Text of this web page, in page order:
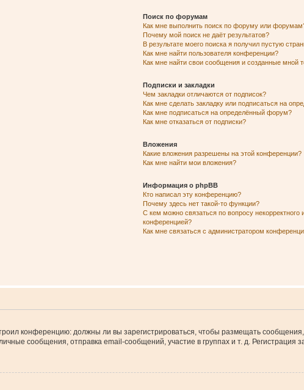
Поиск по форумам
Как мне выполнить поиск по форуму или
Почему мой поиск не даёт результатов?
В результате моего поиска я получил пустую
Как мне найти пользователя конференции?
Как мне найти свои сообщения и созданные мной
Подписки и закладки
Чем закладки отличаются от подписок?
Как мне сделать закладку или подписаться на
Как мне подписаться на определённый форум?
Как мне отказаться от подписки?
Вложения
Какие вложения разрешены на этой конференции?
Как мне найти мои вложения?
Информация о phpBB
Кто написал эту конференцию?
Почему здесь нет такой-то функции?
С кем можно связаться по вопросу
конференцией?
Как мне связаться с администратором
конференцию: должны ли вы зарегистрироваться, чтобы размещать
сообщения, отправка email-сообщений, участие в группах и т. д. Регистрация